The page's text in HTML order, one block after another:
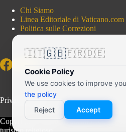
Chi Siamo
Linea Editoriale di Vaticano.com
Politica sulle Correzioni
Privacy Policy
Copyright © 2026 - Vaticano.com -
turismo religioso
🇮🇹🇬🇧🇫🇷🇩🇪
Cookie Policy
We use cookies to improve
the policy
Reject
Accept